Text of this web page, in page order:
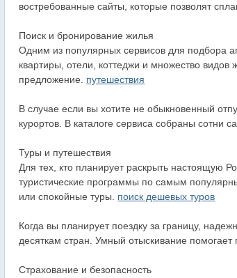
востребованные сайты, которые позволят
Поиск и бронирование жилья
Одним из популярных сервисов для подбора
квартиры, отели, коттеджи и множество
предложение. путешествия
В случае если вы хотите не обыкновенный
курортов. В каталоге сервиса собраны сотни
Туры и путешествия
Для тех, кто планирует раскрыть настоящую
туристические программы по самым
или спокойные туры. поиск дешевых туров
Когда вы планирует поездку за границу,
десяткам стран. Умный отыскивание
Страхование и безопасность